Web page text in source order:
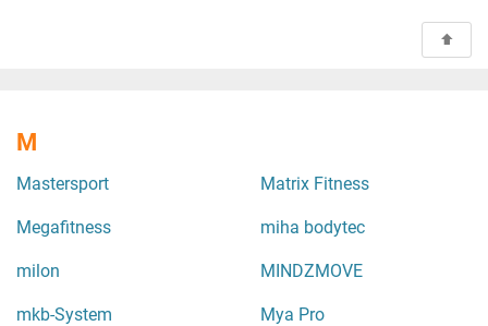
M
Mastersport Matrix Fitness
Megafitness miha bodytec
milon MINDZMOVE
mkb-System Mya Pro